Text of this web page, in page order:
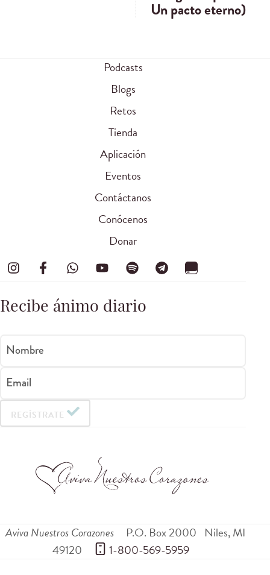
Un pacto eterno)
Podcasts
Blogs
Retos
Tienda
Aplicación
Eventos
Contáctanos
Conócenos
Donar
Recibe ánimo diario
Nombre
Email
REGÍSTRATE
Aviva Nuestros Corazones P.O. Box 2000 Niles,MI
49120
1-800-569-5959